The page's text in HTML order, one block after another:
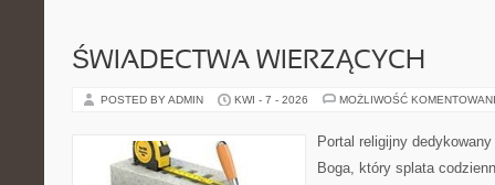
ŚWIADECTWA WIERZĄCYCH
POSTED BY ADMIN KWI - 7 - 2026 MOŻLIWOŚĆ
Portal religijny
Boga, który splata